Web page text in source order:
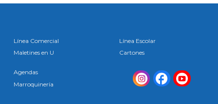
Línea Comercial
Maletines en U
Línea Escolar
Cartones
Agendas
Marroquinería